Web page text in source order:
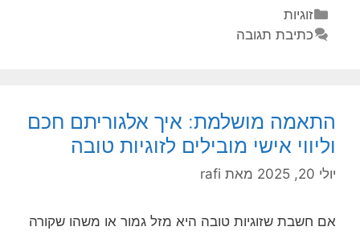
זוגיות
כתיבת תגובה
התאמה מושלמת: איך אלגוריתם חכם
וליווי אישי מובילים לזוגיות טובה
יולי 20, 2025 מאת rafi
אם חשבת שזוגיות טובה היא מזל גמור או משהו שקורה